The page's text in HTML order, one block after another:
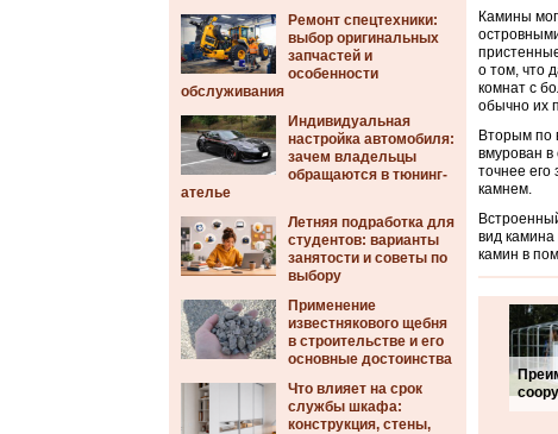
Ремонт спецтехники:
выбор оригинальных
запчастей и
особенности
обслуживания
Индивидуальная
настройка автомобиля:
зачем владельцы
обращаются в тюнинг-
ателье
Летняя подработка для
студентов: варианты
занятости и советы по
выбору
Применение
известнякового щебня
в строительстве и его
основные достоинства
Что влияет на срок
службы шкафа:
конструкция, стены,
Камины
о том, что
комнат с
обычно их
Вторым по
вмурован
точнее
камнем.
вид
камин в